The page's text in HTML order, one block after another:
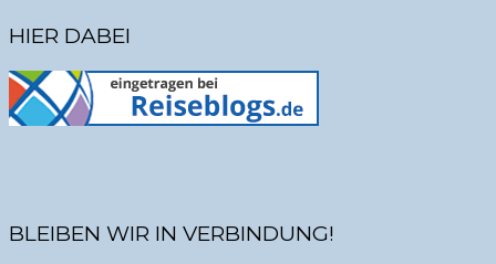
HIER DABEI
BLEIBEN WIR IN VERBINDUNG!